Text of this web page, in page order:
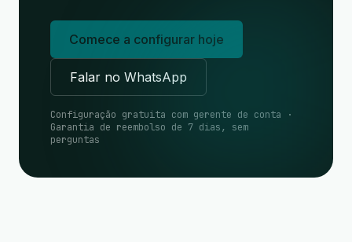
Comece a configurar hoje
Falar no WhatsApp
Configuração gratuita com gerente de conta ·
Garantia de reembolso de 7 dias, sem
perguntas